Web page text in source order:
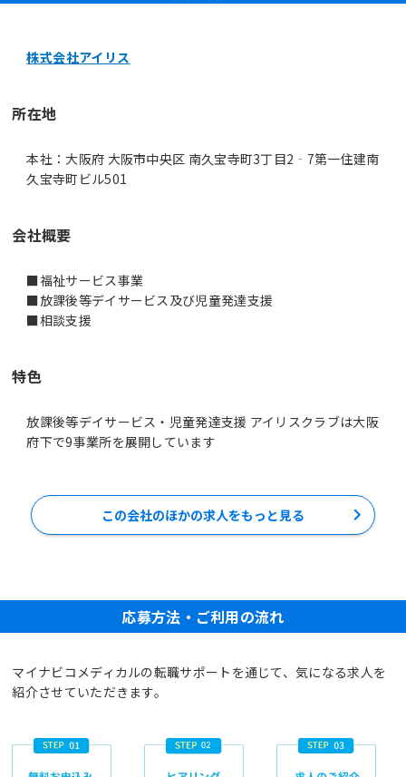
株式会社アイリス
所在地
本社：大阪府 大阪市中央区 南久宝寺町3丁目2‐7第一住建南
久宝寺町ビル501
会社概要
■福祉サービス事業
■放課後等デイサービス及び児童発達支援
■相談支援
特色
放課後等デイサービス・児童発達支援 アイリスクラブは大阪
府下で9事業所を展開しています
この会社のほかの求人をもっと見る
応募方法・ご利用の流れ
マイナビコメディカルの転職サポートを通じて、気になる求人を
紹介させていただきます。